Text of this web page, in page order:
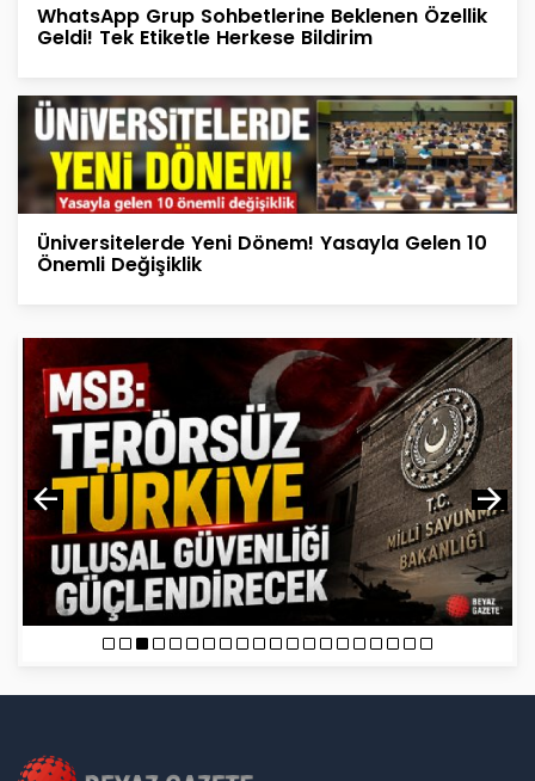
WhatsApp Grup Sohbetlerine Beklenen Özellik
Geldi! Tek Etiketle Herkese Bildirim
Üniversitelerde Yeni Dönem! Yasayla Gelen 10
Önemli Değişiklik